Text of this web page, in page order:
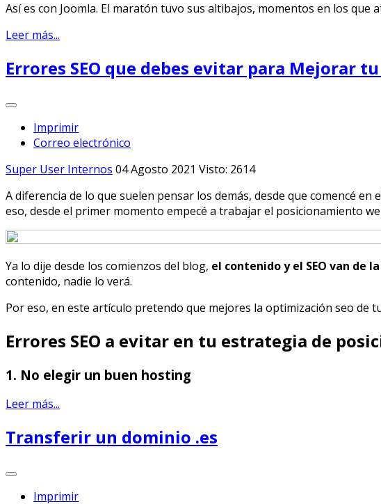
Así es con Joomla. El maratón tuvo sus altibajos, momentos en los
Leer más...
Errores SEO que debes evitar para Mejorar
Imprimir
Correo electrónico
Super User Internos 04 Agosto 2021 Visto: 2614
A diferencia de lo que suelen pensar los demás, desde que comencé
eso, desde el primer momento empecé a trabajar el posicionamiento
Ya lo dije desde los comienzos del blog, el contenido y el SEO van de
contenido, nadie lo verá.
Por eso, en este artículo pretendo que mejores la optimización seo de
Errores SEO a evitar en tu estrategia de
1. No elegir un buen hosting
Leer más...
Transferir un dominio .es
Imprimir